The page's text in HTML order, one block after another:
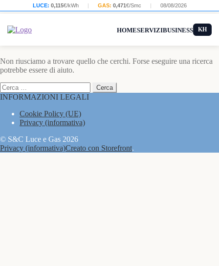
LUCE: 0,115€/kWh | GAS: 0,471€/Smc | 08/08/2026
HOMESERVIZIBUSINESS KH
Non riusciamo a trovare quello che cerchi. Forse eseguire una ricerca
potrebbe essere di aiuto.
Ricerca
per:
INFORMAZIONI LEGALI
Cookie Policy (UE)
Privacy (informativa)
© S&C Luce e Gas 2026
Privacy (informativa)Creato con Storefront.